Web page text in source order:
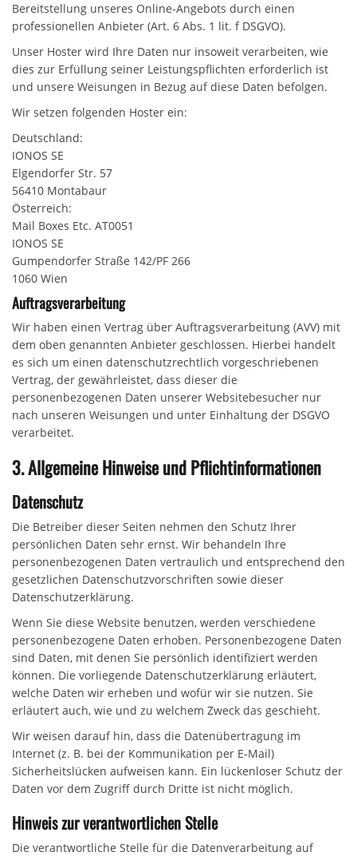
Bereitstellung unseres Online-Angebots durch einen
professionellen Anbieter (Art. 6 Abs. 1 lit. f DSGVO).
Unser Hoster wird Ihre Daten nur insoweit verarbeiten, wie
dies zur Erfüllung seiner Leistungspflichten erforderlich ist
und unsere Weisungen in Bezug auf diese Daten befolgen.
Wir setzen folgenden Hoster ein:
Deutschland:
IONOS SE
Elgendorfer Str. 57
56410 Montabaur
Österreich:
Mail Boxes Etc. AT0051
IONOS SE
Gumpendorfer Straße 142/PF 266
1060 Wien
Auftragsverarbeitung
Wir haben einen Vertrag über Auftragsverarbeitung (AVV) mit
dem oben genannten Anbieter geschlossen. Hierbei handelt
es sich um einen datenschutzrechtlich vorgeschriebenen
Vertrag, der gewährleistet, dass dieser die
personenbezogenen Daten unserer Websitebesucher nur
nach unseren Weisungen und unter Einhaltung der DSGVO
verarbeitet.
3. Allgemeine Hinweise und Pflicht­informationen
Datenschutz
Die Betreiber dieser Seiten nehmen den Schutz Ihrer
persönlichen Daten sehr ernst. Wir behandeln Ihre
personenbezogenen Daten vertraulich und entsprechend den
gesetzlichen Datenschutzvorschriften sowie dieser
Datenschutzerklärung.
Wenn Sie diese Website benutzen, werden verschiedene
personenbezogene Daten erhoben. Personenbezogene Daten
sind Daten, mit denen Sie persönlich identifiziert werden
können. Die vorliegende Datenschutzerklärung erläutert,
welche Daten wir erheben und wofür wir sie nutzen. Sie
erläutert auch, wie und zu welchem Zweck das geschieht.
Wir weisen darauf hin, dass die Datenübertragung im
Internet (z. B. bei der Kommunikation per E-Mail)
Sicherheitslücken aufweisen kann. Ein lückenloser Schutz der
Daten vor dem Zugriff durch Dritte ist nicht möglich.
Hinweis zur verantwortlichen Stelle
Die verantwortliche Stelle für die Datenverarbeitung auf